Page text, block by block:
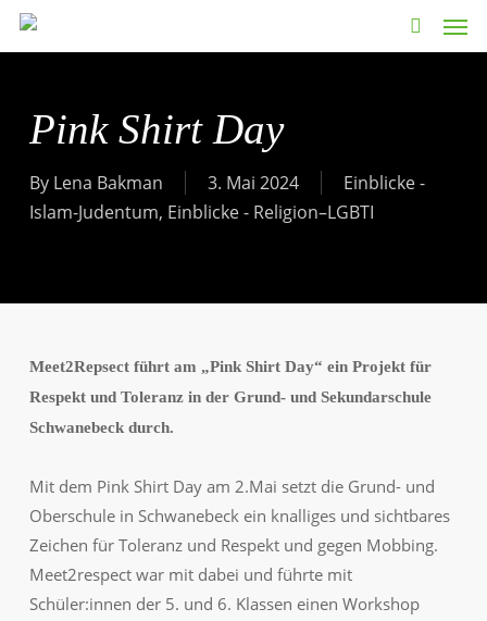
Skip
search
Pink Shirt Day
By Lena Bakman 3. Mai 2024
Einblicke -
Islam-Judentum, Einblicke - Religion–LGBTI
Meet2Repsect führt am „Pink Shirt Day“ ein Projekt für
Respekt und Toleranz in der Grund- und Sekundarschule
Schwanebeck durch.
Mit dem Pink Shirt Day am 2.Mai setzt die Grund- und
Oberschule in Schwanebeck ein knalliges und sichtbares
Zeichen für Toleranz und Respekt und gegen Mobbing.
Meet2respect war mit dabei und führte mit
Schüler:innen der 5. und 6. Klassen einen Workshop